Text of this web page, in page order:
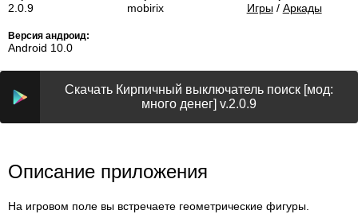
2.0.9 mobirix Игры/ Аркады
Версия андроид:
Android 10.0
Скачать Кирпичный выключатель поиск [мод:
много денег] v.2.0.9
Описание приложения
На игровом поле вы встречаете геометрические фигуры.